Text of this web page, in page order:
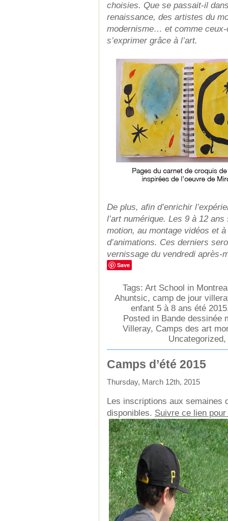
choisies. Que se passait-il
renaissance, des artistes du
modernisme… et comme
s’exprimer grâce à l’art.
De plus, afin d’enrichir
l’art numérique. Les 9 à 12
motion, au montage vidéos et
d’animations. Ces derniers
vernissage du vendredi après-
Save
Tags: Art School in
Ahuntsic, camp de jour
enfant 5 à 8 ans été 2015
Posted in Bande dessinée
Villeray, Camps des art
Uncategorized,
Camps d’été 2015
Thursday, March 12th, 2015
Les inscriptions aux semaines
disponibles. Suivre ce lien pour